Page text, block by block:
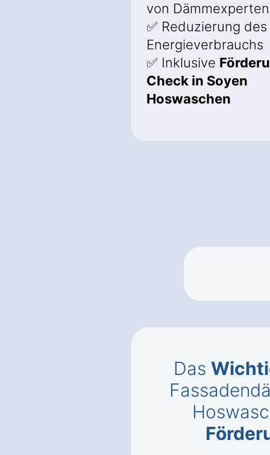
von Dämmexperten
✅ Reduzierung des
Energieverbrauchs
✅ Inklusive
Check in Soyen
Hoswaschen
Das